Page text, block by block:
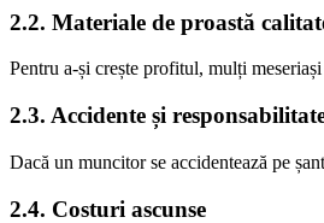
2.2. Materiale de proastă
Pentru a-și crește profitul, mulți
2.3. Accidente și
Dacă un muncitor se accidentează pe
2.4. Costuri ascunse